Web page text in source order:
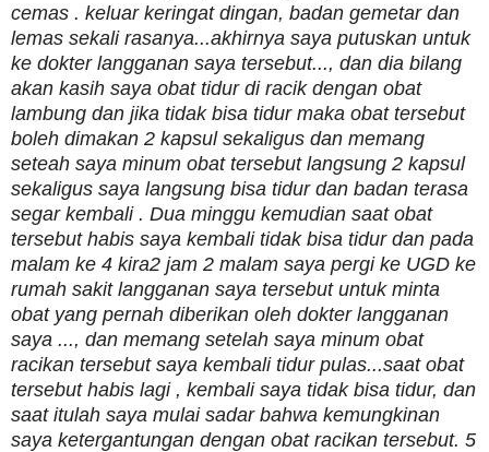
cemas . keluar keringat dingan, badan gemetar dan
lemas sekali rasanya...akhirnya saya putuskan untuk
ke dokter langganan saya tersebut..., dan dia bilang
akan kasih saya obat tidur di racik dengan obat
lambung dan jika tidak bisa tidur maka obat tersebut
boleh dimakan 2 kapsul sekaligus dan memang
seteah saya minum obat tersebut langsung 2 kapsul
sekaligus saya langsung bisa tidur dan badan terasa
segar kembali . Dua minggu kemudian saat obat
tersebut habis saya kembali tidak bisa tidur dan pada
malam ke 4 kira2 jam 2 malam saya pergi ke UGD ke
rumah sakit langganan saya tersebut untuk minta
obat yang pernah diberikan oleh dokter langganan
saya ..., dan memang setelah saya minum obat
racikan tersebut saya kembali tidur pulas...saat obat
tersebut habis lagi , kembali saya tidak bisa tidur, dan
saat itulah saya mulai sadar bahwa kemungkinan
saya ketergantungan dengan obat racikan tersebut. 5